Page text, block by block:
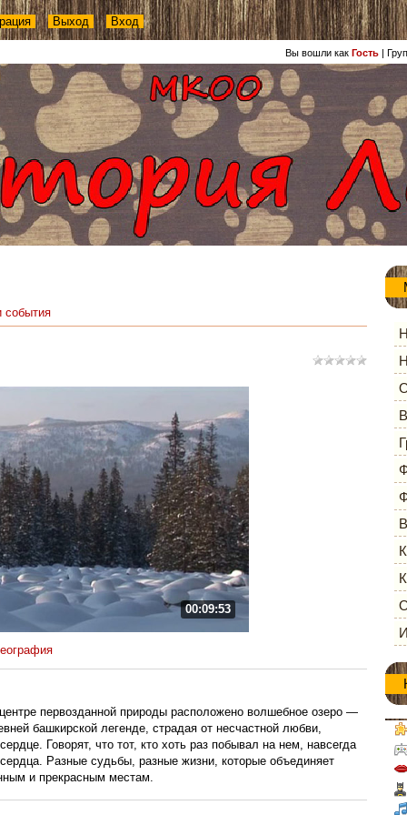
Вы вошли как Гость |
Выход Вход
события
00:09:53
первозданной природы расположено волшебное озеро —
башкирской легенде, страдая от несчастной любви,
Говорят, что тот, кто хоть раз побывал на нем, навсегда
Разные судьбы, разные жизни, которые объединяет
и прекрасным местам.